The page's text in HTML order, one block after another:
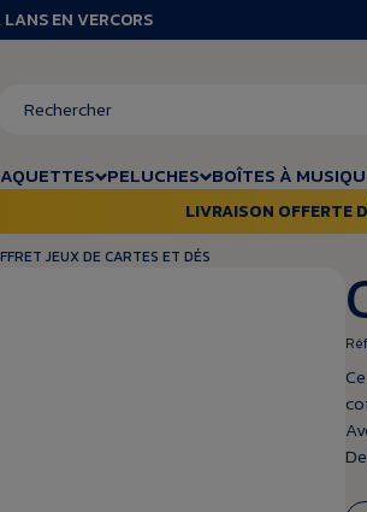
EN VERCORS
PELUCHES BOÎTES À
LIVRAISON OFFERTE
JEUX DE CARTES ET DÉS